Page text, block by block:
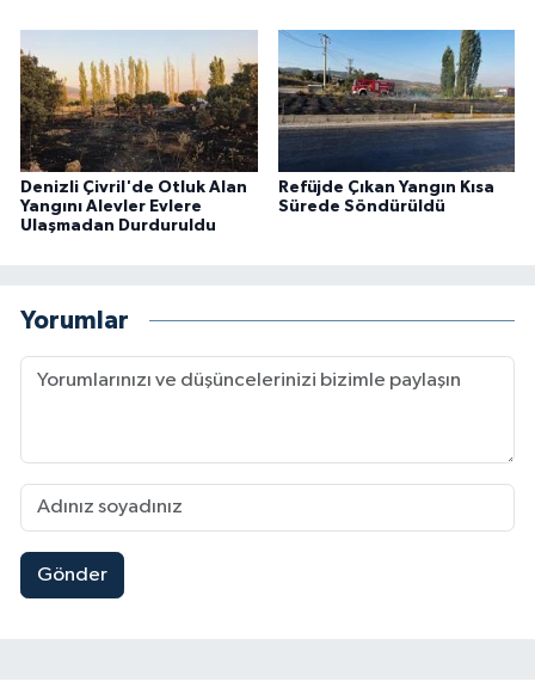
Denizli Çivril'de Otluk Alan
Yangını Alevler Evlere
Ulaşmadan Durduruldu
Refüjde Çıkan Yangın Kısa
Sürede Söndürüldü
Yorumlar
Gönder